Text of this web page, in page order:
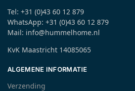
Tel: +31 (0)43 60 12 879
WhatsApp: +31 (0)43 60 12 879
Mail: info@hummelhome.nl
KvK Maastricht 14085065
ALGEMENE INFORMATIE
Verzending